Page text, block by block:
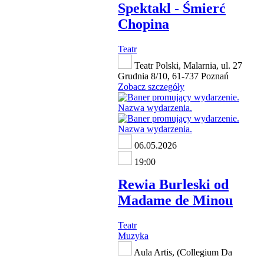
Spektakl - Śmierć
Chopina
Teatr
Teatr Polski, Malarnia, ul. 27
Grudnia 8/10, 61-737 Poznań
Zobacz szczegóły
06.05.2026
19:00
Rewia Burleski od
Madame de Minou
Teatr
Muzyka
Aula Artis, (Collegium Da